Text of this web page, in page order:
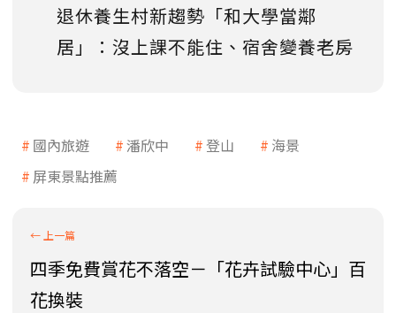
退休養生村新趨勢「和大學當鄰
居」：沒上課不能住、宿舍變養老房
國內旅遊 潘欣中 登山
海景
屏東景點推薦
四季免費賞花不落空－「花卉試驗中心」百
花換裝